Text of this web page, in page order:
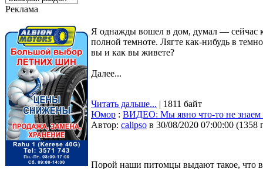
Реклама
Я однажды вошел в дом, думал — сейчас
полной темноте. Лягте как-нибудь в
вы и как вы живете?
Далее...
Читать дальше... | 1811 байт
Юмор : ВИДЕО: Мы явно что-то не знаем
Автор: calipso в 30/08/2020 07:00:00 (1358
Порой наши питомцы выдают такое, что